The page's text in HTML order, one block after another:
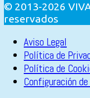
© 2013-2026
reservados
Aviso Legal
Política de
Política de
Configuración